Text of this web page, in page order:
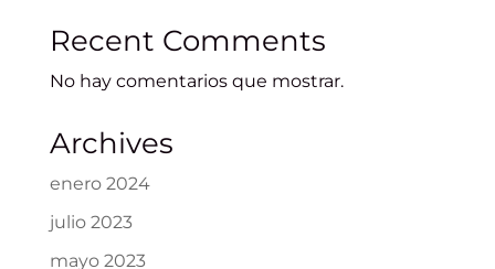
Recent Comments
No hay comentarios que mostrar.
Archives
enero 2024
julio 2023
mayo 2023